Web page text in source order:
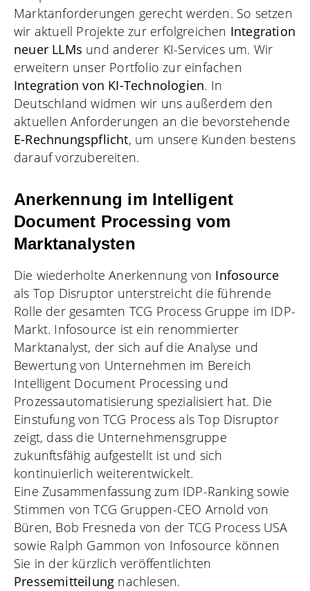
Marktanforderungen gerecht werden. So setzen
wir aktuell Projekte zur erfolgreichen Integration
neuer LLMs und anderer KI-Services um. Wir
erweitern unser Portfolio zur einfachen
Integration von KI-Technologien. In
Deutschland widmen wir uns außerdem den
aktuellen Anforderungen an die bevorstehende
E-Rechnungspflicht, um unsere Kunden bestens
darauf vorzubereiten.
Anerkennung im Intelligent
Document Processing vom
Marktanalysten
Die wiederholte Anerkennung von Infosource
als Top Disruptor unterstreicht die führende
Rolle der gesamten TCG Process Gruppe im IDP-
Markt. Infosource ist ein renommierter
Marktanalyst, der sich auf die Analyse und
Bewertung von Unternehmen im Bereich
Intelligent Document Processing und
Prozessautomatisierung spezialisiert hat. Die
Einstufung von TCG Process als Top Disruptor
zeigt, dass die Unternehmensgruppe
zukunftsfähig aufgestellt ist und sich
kontinuierlich weiterentwickelt.
Eine Zusammenfassung zum IDP-Ranking sowie
Stimmen von TCG Gruppen-CEO Arnold von
Büren, Bob Fresneda von der TCG Process USA
sowie Ralph Gammon von Infosource können
Sie in der kürzlich veröffentlichten
Pressemitteilung nachlesen.